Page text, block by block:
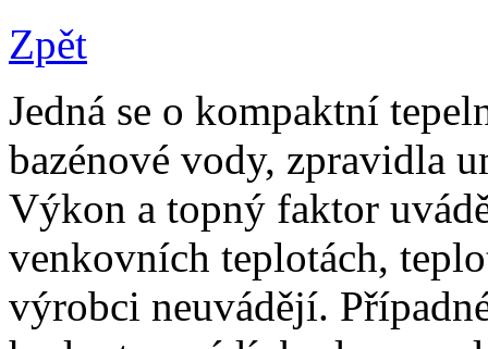
Zpět
Jedná se o kompaktní
bazénové vody, zpravidla
Výkon a topný faktor
venkovních teplotách,
výrobci neuvádějí.